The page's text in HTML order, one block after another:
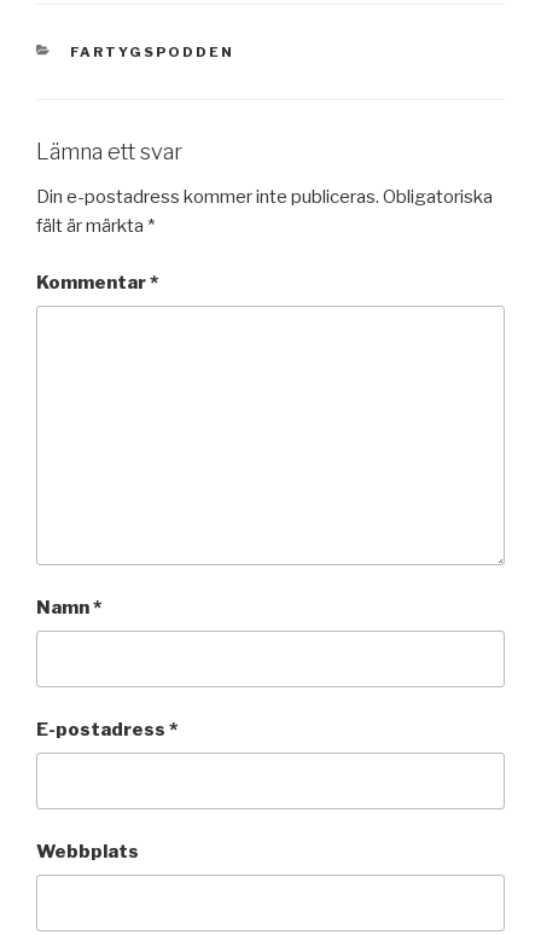
KATEGORIER
FARTYGSPODDEN
Lämna ett svar
Din e-postadress kommer inte publiceras. Obligatoriska
fält är märkta *
Kommentar*
Namn*
E-postadress *
Webbplats